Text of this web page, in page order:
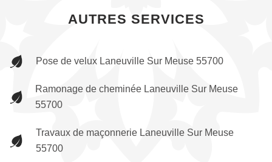
AUTRES SERVICES
Pose de velux Laneuville Sur Meuse 55700
Ramonage de cheminée Laneuville Sur Meuse
55700
Travaux de maçonnerie Laneuville Sur Meuse
55700